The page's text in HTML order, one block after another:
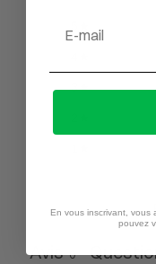
3
Avis 0
En vous inscrivant, vous
pouvez